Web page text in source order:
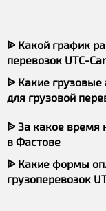
ᐉ Какой график
перевозок UTC-
ᐉ Какие грузовые
для грузовой
ᐉ За какое время
в Фастове
ᐉ Какие формы
грузоперевозок